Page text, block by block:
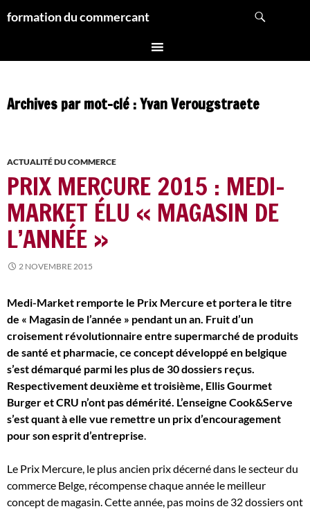
auformation du commercant
Archives par mot-clé : Yvan Verougstraete
ACTUALITÉ DU COMMERCE
PRIX MERCURE 2015 : MEDI-
MARKET ÉLU « MAGASIN DE
L’ANNÉE »
2 NOVEMBRE 2015
Medi-Market remporte le Prix Mercure et portera le titre
de « Magasin de l’année » pendant un an. Fruit d’un
croisement révolutionnaire entre supermarché de produits
de santé et pharmacie, ce concept développé en belgique
s’est démarqué parmi les plus de 30 dossiers reçus.
Respectivement deuxième et troisième, Ellis Gourmet
Burger et CRU n’ont pas démérité. L’enseigne Cook&Serve
s’est quant à elle vue remettre un prix d’encouragement
pour son esprit d’entreprise.
Le Prix Mercure, le plus ancien prix décerné dans le secteur du
commerce Belge, récompense chaque année le meilleur
concept de magasin. Cette année, pas moins de 32 dossiers ont